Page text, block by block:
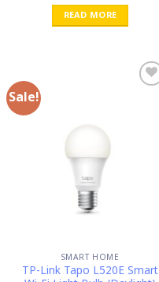
was:
฿349.00.
READ MORE
Sale!
SMART HOME
TP-Link Tapo L520E Smart